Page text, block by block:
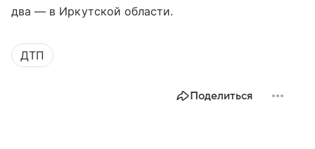
два — в Иркутской области.
ДТП
Поделиться